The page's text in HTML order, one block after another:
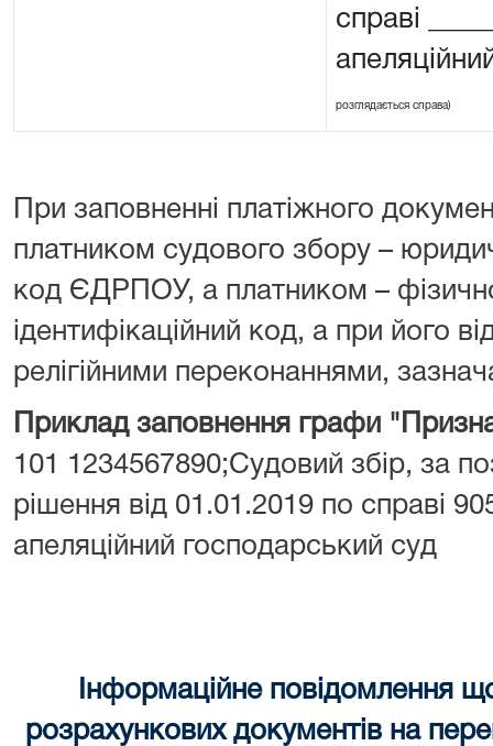
справі
розглядається справа)
При заповненні платіжного
платником судового збору –
код ЄДРПОУ, а платником –
ідентифікаційний код, а при його
релігійними переконаннями,
Приклад заповнення графи
101 1234567890;Судовий збір, за
рішення від 01.01.2019 по справі
апеляційний господарський суд
Інформаційне повідомлення
розрахункових документів на